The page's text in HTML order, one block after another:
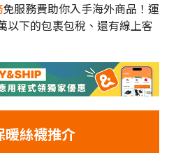
免服務費助你入手海外商品！運
以下的包裹包稅、還有線上客
暖絲襪推介